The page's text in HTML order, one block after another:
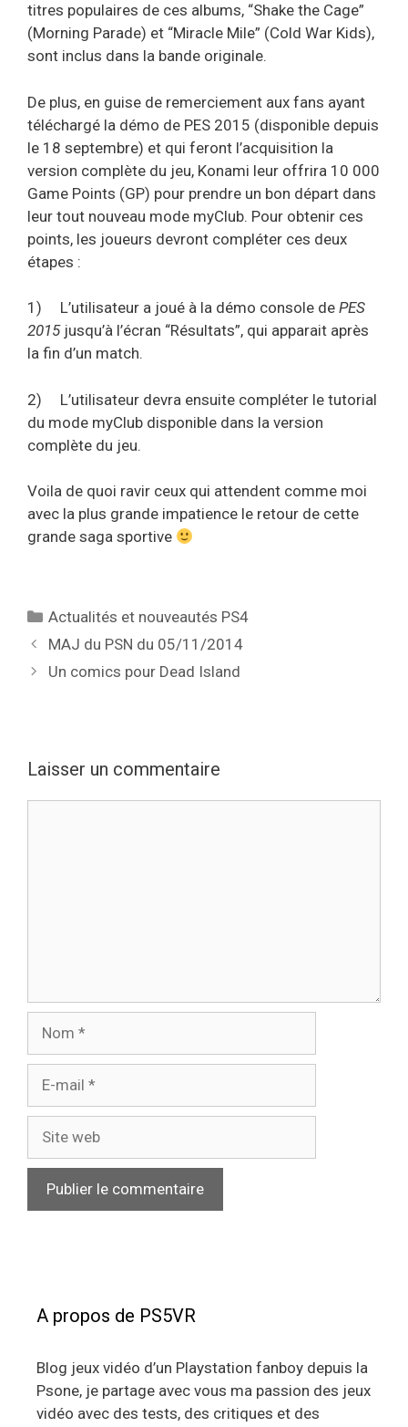
titres populaires de ces albums, “Shake the Cage”
(Morning Parade) et “Miracle Mile” (Cold War Kids),
sont inclus dans la bande originale.
De plus, en guise de remerciement aux fans ayant
téléchargé la démo de PES 2015 (disponible depuis
le 18 septembre) et qui feront l’acquisition la
version complète du jeu, Konami leur offrira 10 000
Game Points (GP) pour prendre un bon départ dans
leur tout nouveau mode myClub. Pour obtenir ces
points, les joueurs devront compléter ces deux
étapes :
1) L’utilisateur a joué à la démo console de PES
2015jusqu’à l’écran “Résultats”, qui apparait après
la fin d’un match.
2) L’utilisateur devra ensuite compléter le tutorial
du mode myClub disponible dans la version
complète du jeu.
Voila de quoi ravir ceux qui attendent comme moi
avec la plus grande impatience le retour de cette
grande saga sportive
Catégories
Actualités et nouveautés PS4
MAJ du PSN du 05/11/2014
Un comics pour Dead Island
Laisser un commentaire
mail
web
A propos de PS5VR
Blog jeux vidéo d’un Playstation fanboy depuis la
Psone, je partage avec vous ma passion des jeux
vidéo avec des tests, des critiques et des